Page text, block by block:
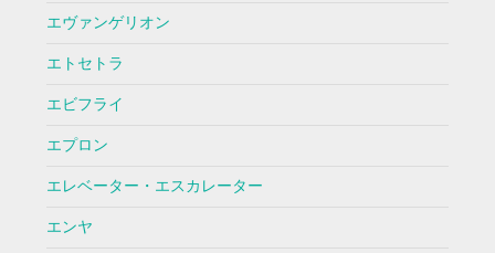
エヴァンゲリオン
エトセトラ
エビフライ
エプロン
エレベーター・エスカレーター
エンヤ